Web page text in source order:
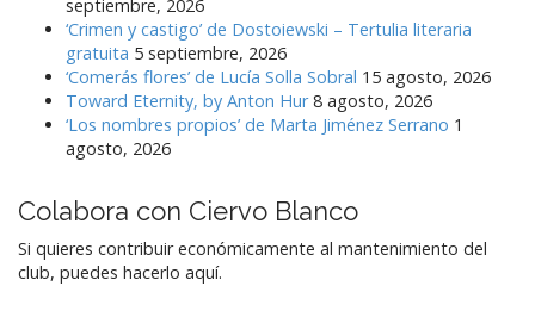
septiembre, 2026
‘Crimen y castigo’ de Dostoiewski – Tertulia literaria
gratuita 5 septiembre, 2026
‘Comerás flores’ de Lucía Solla Sobral 15 agosto, 2026
Toward Eternity, by Anton Hur 8 agosto, 2026
‘Los nombres propios’ de Marta Jiménez Serrano 1
agosto, 2026
Colabora con Ciervo Blanco
Si quieres contribuir económicamente al mantenimiento del
club, puedes hacerlo aquí.